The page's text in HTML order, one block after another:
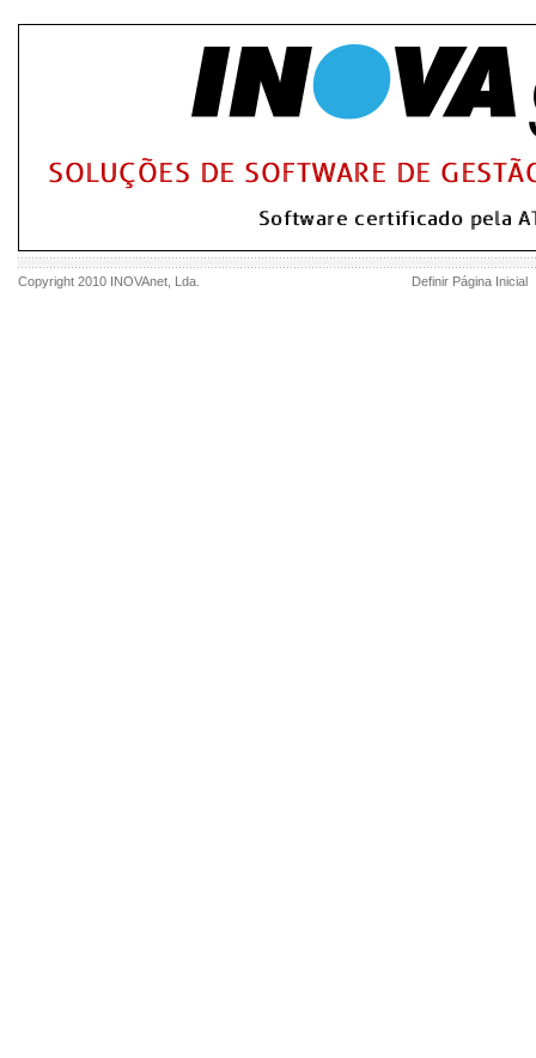
Copyright 2010 INOVAnet , Lda. Definir Página Inicial